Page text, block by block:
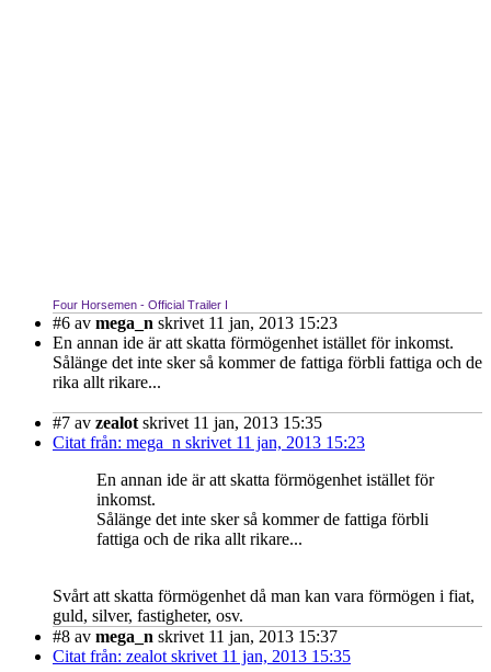
Four Horsemen - Official Trailer I
#6 av mega_n skrivet 11 jan, 2013 15:23
En annan ide är att skatta förmögenhet istället för inkomst.
Sålänge det inte sker så kommer de fattiga förbli fattiga och de
rika allt rikare...
#7 av zealot skrivet 11 jan, 2013 15:35
Citat från: mega_n skrivet 11 jan, 2013 15:23
En annan ide är att skatta förmögenhet istället för
inkomst.
Sålänge det inte sker så kommer de fattiga förbli
fattiga och de rika allt rikare...
Svårt att skatta förmögenhet då man kan vara förmögen i fiat,
guld, silver, fastigheter, osv.
#8 av mega_n skrivet 11 jan, 2013 15:37
Citat från: zealot skrivet 11 jan, 2013 15:35